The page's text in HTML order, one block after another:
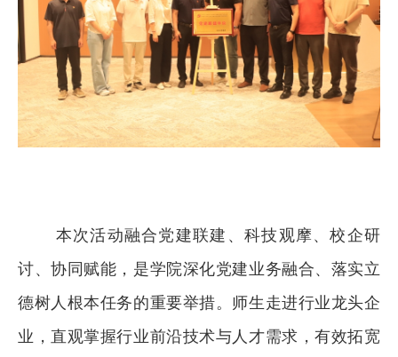
本次活动融合党建联建、科技观摩、校企研
讨、协同赋能，是学院深化党建业务融合、落实立
德树人根本任务的重要举措。师生走进行业龙头企
业，直观掌握行业前沿技术与人才需求，有效拓宽